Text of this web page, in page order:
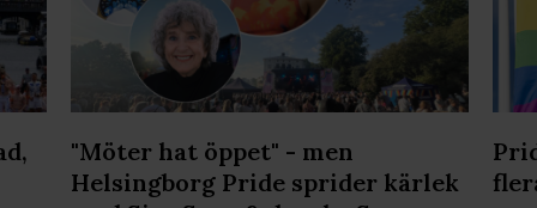
"Möter hat öppet" - men
Helsingborg Pride sprider kärlek